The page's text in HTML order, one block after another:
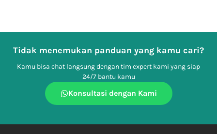
Tidak menemukan panduan yang kamu cari?
Kamu bisa chat langsung dengan tim expert kami yang siap
24/7 bantu kamu
Konsultasi dengan Kami